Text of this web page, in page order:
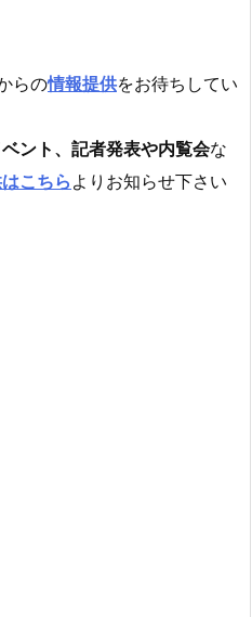
らの情報提供をお待ちしてい
ント、記者発表や内覧会な
こちら よりお知らせ下さい